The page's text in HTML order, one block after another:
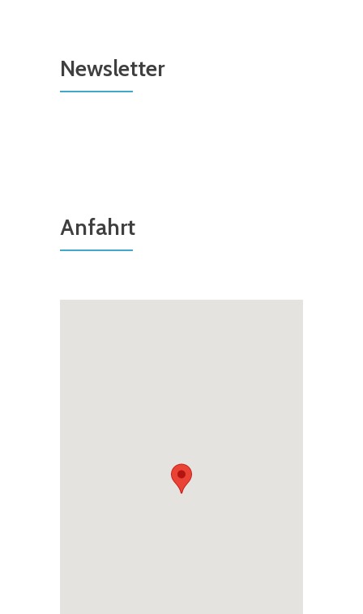
Newsletter
Anfahrt